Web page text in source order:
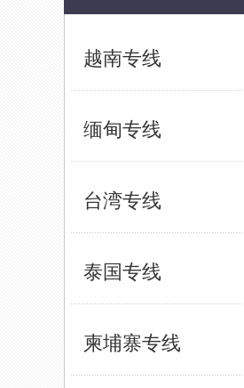
越南专线
缅甸专线
台湾专线
泰国专线
柬埔寨专线